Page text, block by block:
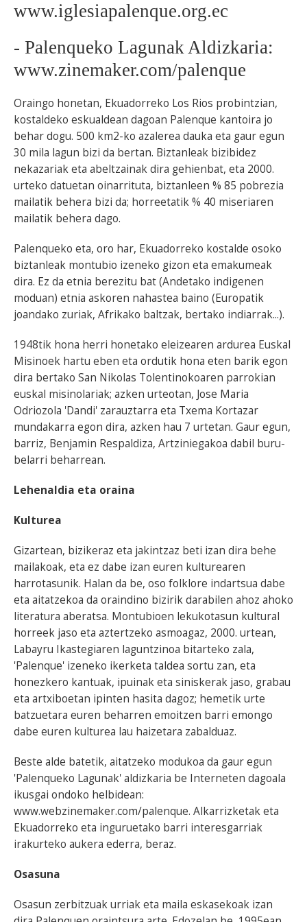
BEREZIAK
ARGAZKIAK
... AUKERA GEHIAGO
www.iglesiapalenque.org.ec
- Palenqueko Lagunak Aldizkaria:
www.zinemaker.com/palenque
Oraingo honetan, Ekuadorreko Los Rios probintzian,
kostaldeko eskualdean dagoan Palenque kantoira jo
behar dogu. 500 km2-ko azalerea dauka eta gaur egun
30 mila lagun bizi da bertan. Biztanleak bizibidez
nekazariak eta abeltzainak dira gehienbat, eta 2000.
urteko datuetan oinarrituta, biztanleen % 85 pobrezia
mailatik behera bizi da; horreetatik % 40 miseriaren
mailatik behera dago.
Palenqueko eta, oro har, Ekuadorreko kostalde osoko
biztanleak montubio izeneko gizon eta emakumeak
dira. Ez da etnia berezitu bat (Andetako indigenen
moduan) etnia askoren nahastea baino (Europatik
joandako zuriak, Afrikako baltzak, bertako indiarrak...).
1948tik hona herri honetako eleizearen ardurea Euskal
Misinoek hartu eben eta ordutik hona eten barik egon
dira bertako San Nikolas Tolentinokoaren parrokian
euskal misinolariak; azken urteotan, Jose Maria
Odriozola 'Dandi' zarauztarra eta Txema Kortazar
mundakarra egon dira, azken hau 7 urtetan. Gaur egun,
barriz, Benjamin Respaldiza, Artziniegakoa dabil buru-
belarri beharrean.
Lehenaldia eta oraina
Kulturea
Gizartean, bizikeraz eta jakintzaz beti izan dira behe
mailakoak, eta ez dabe izan euren kulturearen
harrotasunik. Halan da be, oso folklore indartsua dabe
eta aitatzekoa da oraindino bizirik darabilen ahoz ahoko
literatura aberatsa. Montubioen lekukotasun kultural
horreek jaso eta aztertzeko asmoagaz, 2000. urtean,
Labayru Ikastegiaren laguntzinoa bitarteko zala,
'Palenque' izeneko ikerketa taldea sortu zan, eta
honezkero kantuak, ipuinak eta siniskerak jaso, grabau
eta artxiboetan ipinten hasita dagoz; hemetik urte
batzuetara euren beharren emoitzen barri emongo
dabe euren kulturea lau haizetara zabalduaz.
Beste alde batetik, aitatzeko modukoa da gaur egun
'Palenqueko Lagunak' aldizkaria be Interneten dagoala
ikusgai ondoko helbidean:
www.webzinemaker.com/palenque. Alkarrizketak eta
Ekuadorreko eta inguruetako barri interesgarriak
irakurteko aukera ederra, beraz.
Osasuna
Osasun zerbitzuak urriak eta maila eskasekoak izan